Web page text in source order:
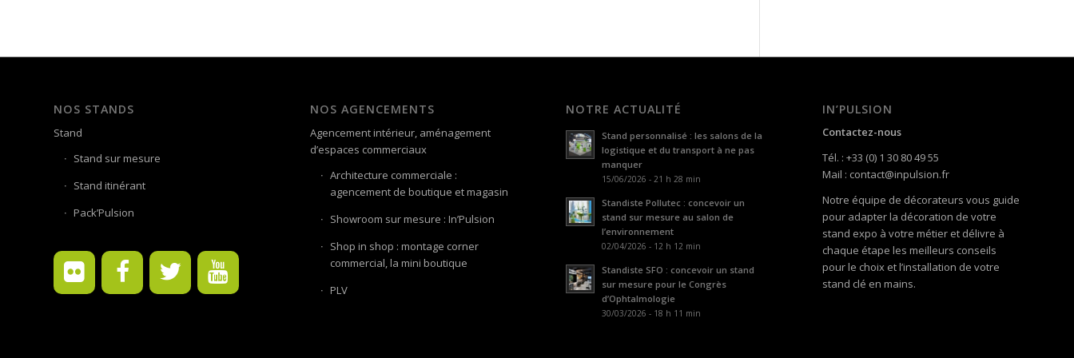
NOS STANDS
Stand
Stand sur mesure
Stand itinérant
Pack’Pulsion
NOS AGENCEMENTS
Agencement intérieur, aménagement
d’espaces commerciaux
Architecture commerciale :
agencement de boutique et magasin
Showroom sur mesure : In’Pulsion
Shop in shop : montage corner
commercial, la mini boutique
PLV
NOTRE ACTUALITÉ
Stand personnalisé : les salons de la
logistique et du transport à ne pas
manquer
15/06/2026 - 21 h 28 min
Standiste Pollutec : concevoir un
stand sur mesure au salon de
l’environnement
02/04/2026 - 12 h 12 min
Standiste SFO : concevoir un stand
sur mesure pour le Congrès
d’Ophtalmologie
30/03/2026 - 18 h 11 min
IN’PULSION
Contactez-nous
Tél. : +33 (0) 1 30 80 49 55
Mail : contact@inpulsion.fr
Notre équipe de décorateurs vous guide
pour adapter la décoration de votre
stand expo à votre métier et délivre à
chaque étape les meilleurs conseils
pour le choix et l’installation de votre
stand clé en mains.